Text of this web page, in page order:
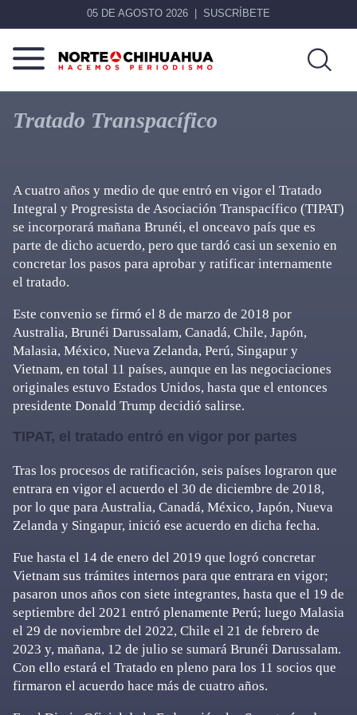
05 DE AGOSTO 2026 SUSCRÍBETE
Norte
De
Chihuahua
Más
que
noticias,
Tratado Transpacífico
A cuatro años y medio de que entró en vigor el Tratado
Integral y Progresista de Asociación Transpacífico (TIPAT)
se incorporará mañana Brunéi, el onceavo país que es
parte de dicho acuerdo, pero que tardó casi un sexenio en
concretar los pasos para aprobar y ratificar internamente
el tratado.
Este convenio se firmó el 8 de marzo de 2018 por
Australia, Brunéi Darussalam, Canadá, Chile, Japón,
Malasia, México, Nueva Zelanda, Perú, Singapur y
Vietnam, en total 11 países, aunque en las negociaciones
originales estuvo Estados Unidos, hasta que el entonces
presidente Donald Trump decidió salirse.
TIPAT, el tratado entró en vigor por partes
Tras los procesos de ratificación, seis países lograron que
entrara en vigor el acuerdo el 30 de diciembre de 2018,
por lo que para Australia, Canadá, México, Japón, Nueva
Zelanda y Singapur, inició ese acuerdo en dicha fecha.
Fue hasta el 14 de enero del 2019 que logró concretar
Vietnam sus trámites internos para que entrara en vigor;
pasaron unos años con siete integrantes, hasta que el 19 de
septiembre del 2021 entró plenamente Perú; luego Malasia
el 29 de noviembre del 2022, Chile el 21 de febrero de
2023 y, mañana, 12 de julio se sumará Brunéi Darussalam.
Con ello estará el Tratado en pleno para los 11 socios que
firmaron el acuerdo hace más de cuatro años.